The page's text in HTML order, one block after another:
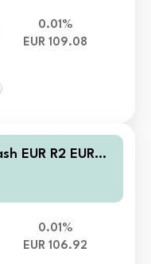
0.01%
EUR 109.08
EUR R2 EUR
0.01%
EUR 106.92